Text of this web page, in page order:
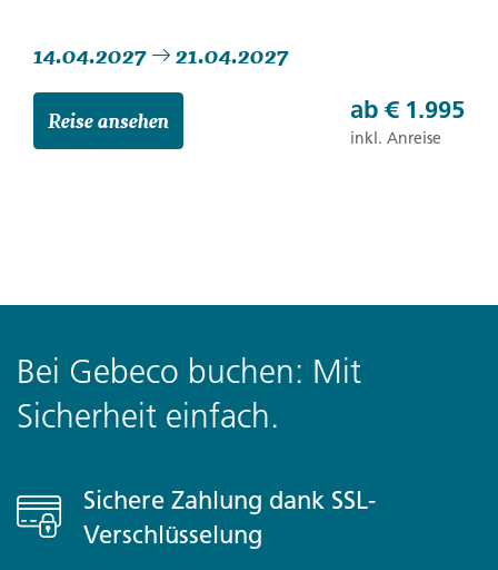
14.04.2027 21.04.2027
Reise ansehen ab € 1.995
inkl. Anreise
Bei Gebeco buchen: Mit
Sicherheit einfach.
Sichere Zahlung dank SSL-
Verschlüsselung